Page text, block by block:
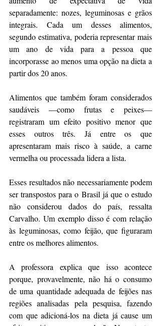
separadamente: nozes, leguminosas e grãos
integrais. Cada um desses alimentos,
segundo estimativa, poderia representar mais
um ano de vida para a pessoa que
incorporasse ao menos uma opção na dieta a
partir dos 20 anos.
Alimentos que também foram considerados
saudáveis —como frutas e peixes—
registraram um efeito positivo menor que
esses outros três. Já entre os que
apresentaram mais risco à saúde, a carne
vermelha ou processada lidera a lista.
Esses resultados não necessariamente podem
ser transpostos para o Brasil já que o estudo
não considerou dados do país, ressalta
Carvalho. Um exemplo disso é com relação
às leguminosas, como feijão, que figuraram
entre os melhores alimentos.
A professora explica que isso acontece
porque, provavelmente, não há o consumo
de uma quantidade adequada de feijões nas
regiões analisadas pela pesquisa, fazendo
com que adicioná-los na dieta já cause um